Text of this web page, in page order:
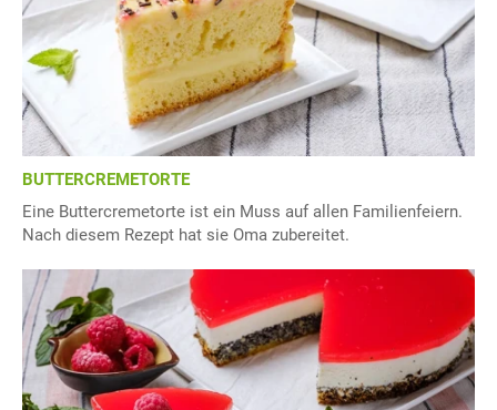
BUTTERCREMETORTE
Eine Buttercremetorte ist ein Muss auf allen Familienfeiern.
Nach diesem Rezept hat sie Oma zubereitet.